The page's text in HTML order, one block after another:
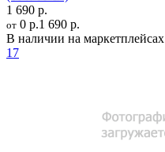
1 690 р.
от 0 р.1 690 р.
В наличии на маркетплейсах
17